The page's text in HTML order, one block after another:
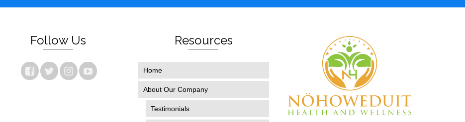
Follow Us Resources
Home
About Our Company
Testimonials